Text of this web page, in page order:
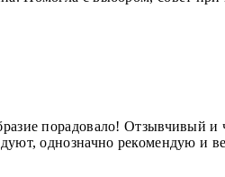
порадовало! Отзывчивый и
однозначно рекомендую и